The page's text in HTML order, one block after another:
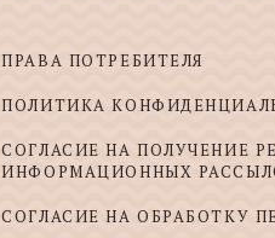
ПРАВА ПОТРЕБИТЕЛЯ
ПОЛИТИКА
СОГЛАСИЕ НА ПОЛУЧЕНИЕ
ИНФОРМАЦИОННЫХ
СОГЛАСИЕ НА ОБРАБОТКУ